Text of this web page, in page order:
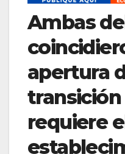
Ambas
apertura
requiere